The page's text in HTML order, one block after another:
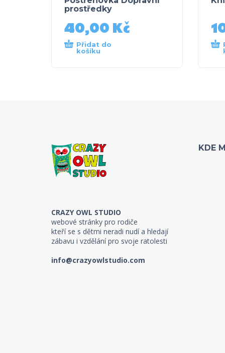
prostředky
40,00 Kč
Přidat do
košíku
CRAZY OWL STUDIO
webové stránky pro rodiče
kteří se s dětmi neradi nudí a hledají
zábavu i vzdělání pro svoje ratolesti
info@crazyowlstudio.com
KDE